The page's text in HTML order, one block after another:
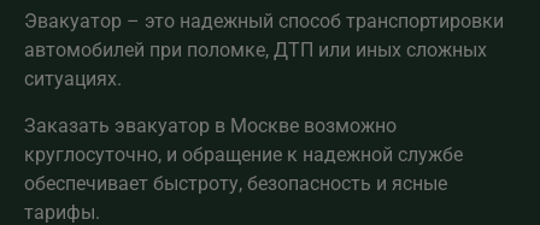
Эвакуатор – это надежный способ транспортировки
автомобилей при поломке, ДТП или иных сложных
ситуациях.
Заказать эвакуатор в Москве возможно
круглосуточно, и обращение к надежной службе
обеспечивает быстроту, безопасность и ясные
тарифы.